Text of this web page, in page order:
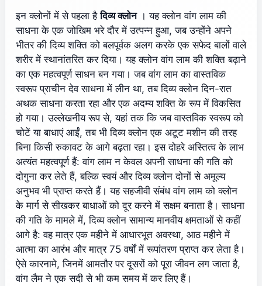
इन क्लोनों में से पहला हैदिव्य क्लोन। यह क्लोन वांग लाम की
साधना के एक जोखिम भरे दौर में उत्पन्न हुआ, जब उन्होंने अपने
भीतर की दिव्य शक्ति को बलपूर्वक अलग करके एक सफेद बालों वाले
शरीर में स्थानांतरित कर दिया। यह क्लोन वांग लाम की शक्ति बढ़ाने
का एक महत्वपूर्ण साधन बन गया। जब वांग लाम का वास्तविक
स्वरूप प्राचीन देव साधना में लीन था, तब दिव्य क्लोन दिन-रात
अथक साधना करता रहा और एक अदम्य शक्ति के रूप में विकसित
हो गया। उल्लेखनीय रूप से, यहां तक कि जब वास्तविक स्वरूप को
चोटें या बाधाएं आईं, तब भी दिव्य क्लोन एक अटूट मशीन की तरह
बिना किसी रुकावट के आगे बढ़ता रहा। इस दोहरे अस्तित्व के लाभ
अत्यंत महत्वपूर्ण हैं: वांग लाम न केवल अपनी साधना की गति को
दोगुना कर लेते हैं, बल्कि स्वयं और दिव्य क्लोन दोनों से अमूल्य
अनुभव भी प्राप्त करते हैं। यह सहजीवी संबंध वांग लाम को क्लोन
के मार्ग से सीखकर बाधाओं को दूर करने में सक्षम बनाता है। साधना
की गति के मामले में, दिव्य क्लोन सामान्य मानवीय क्षमताओं से कहीं
आगे है: वह मात्र एक महीने में आधारभूत अवस्था, आठ महीने में
आत्मा का आरंभ और मात्र 75 वर्षों में रूपांतरण प्राप्त कर लेता है।
ऐसे कारनामे, जिनमें आमतौर पर दूसरों को पूरा जीवन लग जाता है,
वांग लैम ने एक सदी से भी कम समय में कर लिए हैं।